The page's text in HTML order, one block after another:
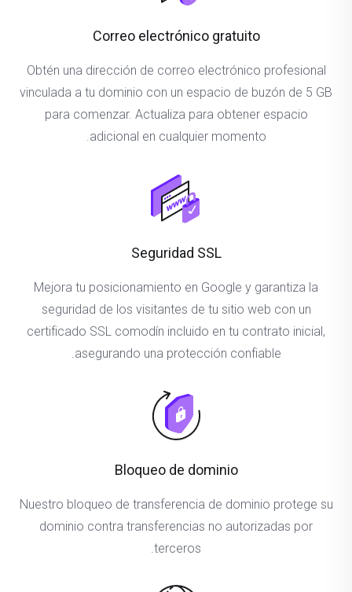
Correo electrónico gratuito
Obtén una dirección de correo electrónico profesional
vinculada a tu dominio con un espacio de buzón de 5 GB
para comenzar. Actualiza para obtener espacio
adicional en cualquier momento.
Seguridad SSL
Mejora tu posicionamiento en Google y garantiza la
seguridad de los visitantes de tu sitio web con un
certificado SSL comodín incluido en tu contrato inicial,
asegurando una protección confiable.
Bloqueo de dominio
Nuestro bloqueo de transferencia de dominio protege su
dominio contra transferencias no autorizadas por
terceros.